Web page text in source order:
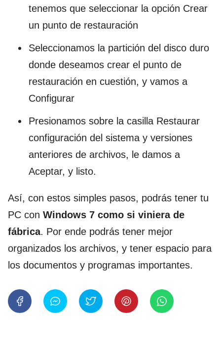
tenemos que seleccionar la opción Crear
un punto de restauración
Seleccionamos la partición del disco duro
donde deseamos crear el punto de
restauración en cuestión, y vamos a
Configurar
Presionamos sobre la casilla Restaurar
configuración del sistema y versiones
anteriores de archivos, le damos a
Aceptar, y listo.
Así, con estos simples pasos, podrás tener tu
PC con Windows 7 como si viniera de
fábrica. Por ende podrás tener mejor
organizados los archivos, y tener espacio para
los documentos y programas importantes.